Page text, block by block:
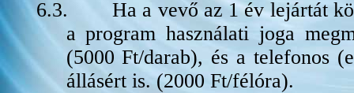
6.3.
Ha a vevő az 1 év lejártát
a program használati joga
(5000 Ft/darab), és a telefonos
állásért is. (2000 Ft/félóra).